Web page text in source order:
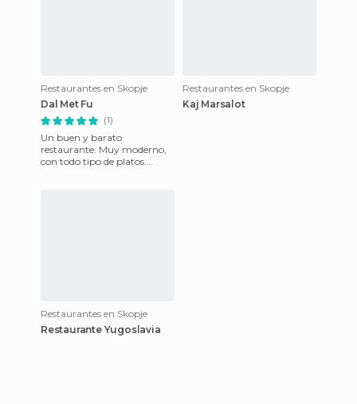
Restaurantes en Skopje
Dal Met Fu
(1)
Un buen y barato
restaurante. Muy moderno,
con todo tipo de platos.
Restaurantes en Skopje
Kaj Marsalot
Restaurantes en Skopje
Restaurante Yugoslavia